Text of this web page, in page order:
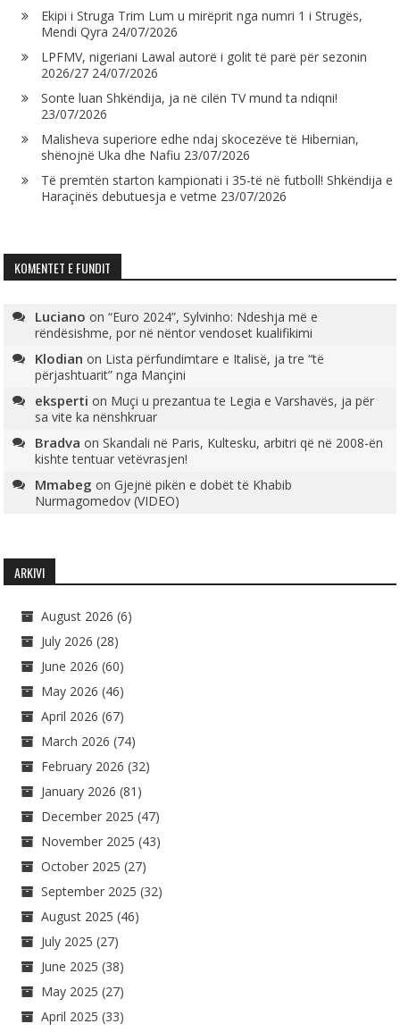
Ekipi i Struga Trim Lum u mirëprit nga numri 1 i Strugës,
Mendi Qyra 24/07/2026
LPFMV, nigeriani Lawal autorë i golit të parë për sezonin
2026/27 24/07/2026
Sonte luan Shkëndija, ja në cilën TV mund ta ndiqni!
23/07/2026
Malisheva superiore edhe ndaj skocezëve të Hibernian,
shënojnë Uka dhe Nafiu 23/07/2026
Të premtën starton kampionati i 35-të në futboll! Shkëndija e
Haraçinës debutuesja e vetme 23/07/2026
KOMENTET E FUNDIT
Luciano on“Euro 2024”, Sylvinho: Ndeshja më e
rëndësishme, por në nëntor vendoset kualifikimi
Klodian on Lista përfundimtare e Italisë, ja tre “të
përjashtuarit” nga Mançini
eksperti on Muçi u prezantua te Legia e Varshavës, ja për
sa vite ka nënshkruar
Bradva onSkandali në Paris, Kultesku, arbitri që në 2008-ën
kishte tentuar vetëvrasjen!
Mmabeg onGjejnë pikën e dobët të Khabib
Nurmagomedov (VIDEO)
ARKIVI
August 2026 (6)
July 2026 (28)
June 2026 (60)
May 2026 (46)
April 2026 (67)
March 2026 (74)
February 2026 (32)
January 2026 (81)
December 2025 (47)
November 2025 (43)
October 2025 (27)
September 2025 (32)
August 2025 (46)
July 2025 (27)
June 2025 (38)
May 2025 (27)
April 2025 (33)